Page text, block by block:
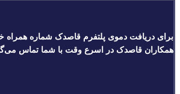
برای دریافت دموی پلتفرم قاصدک شماره همراه
همکاران قاصدک در اسرع وقت با شما تماس